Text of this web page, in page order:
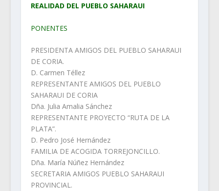
REALIDAD DEL PUEBLO SAHARAUI
PONENTES
PRESIDENTA AMIGOS DEL PUEBLO SAHARAUI
DE CORIA.
D. Carmen Téllez
REPRESENTANTE AMIGOS DEL PUEBLO
SAHARAUI DE CORIA
Dña. Julia Amalia Sánchez
REPRESENTANTE PROYECTO “RUTA DE LA
PLATA”.
D. Pedro José Hernández
FAMILIA DE ACOGIDA TORREJONCILLO.
Dña. María Núñez Hernández
SECRETARIA AMIGOS PUEBLO SAHARAUI
PROVINCIAL.